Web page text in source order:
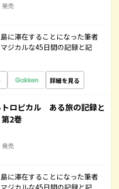
発売
に滞在することになった筆者
ジカルな45日間の記録と記
詳細を見る
トロピカル ある旅の記録と
2巻
発売
に滞在することになった筆者
ジカルな45日間の記録と記